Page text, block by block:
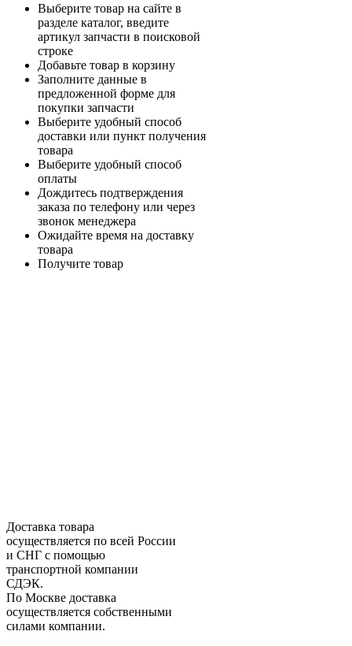
Выберите товар на сайте в
разделе каталог, введите
артикул запчасти в поисковой
строке
Добавьте товар в корзину
Заполните данные в
предложенной форме для
покупки запчасти
Выберите удобный способ
доставки или пункт получения
товара
Выберите удобный способ
оплаты
Дождитесь подтверждения
заказа по телефону или через
звонок менеджера
Ожидайте время на доставку
товара
Получите товар
Доставка товара
осуществляется по всей России
и СНГ с помощью
транспортной компании
СДЭК.
По Москве доставка
осуществляется собственными
силами компании.